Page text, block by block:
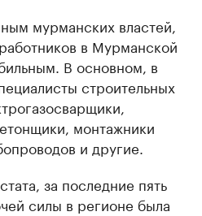
мурманских властей,
в Мурманской
В основном, в
строительных
монтажники
и другие.
за последние пять
силы в регионе была